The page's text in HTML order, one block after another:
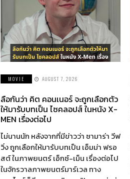
MOVIE AUGUST 7, 2026
ลือกันว่า คิต คอนเนอร์ จะถูกเลือกตัว
ให้มารับบทเป็น ไซคลอปส์ ในหนัง X-
MEN เรื่องต่อไป
ไม่นานนัก หลังจากที่มีข่าวว่า ซามาร่า วีฟ
วิ่ง ถูกเลือกให้มารับบทเป็น เอ็มม่า ฟรอ
สต์ ในภาพยนตร์ เอ็กซ์-เม็น เรื่องต่อไป
ในจักรวาลภาพยนตร์มาร์เวล ทาง